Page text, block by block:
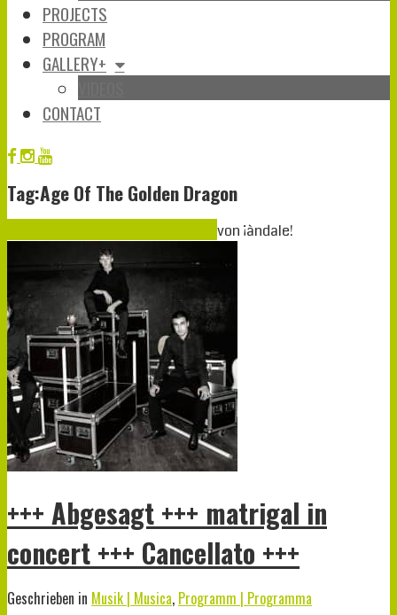
PROJECTS
PROGRAM
GALLERY+
CONTACT
Tag:Age Of The Golden Dragon
von ¡àndale!
+++ Abgesagt +++ matrigal in
concert +++ Cancellato +++
Geschrieben in Musik | Musica, Programm | Programma